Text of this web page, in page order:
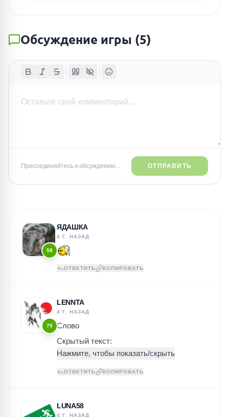
Обсуждение игры (5)
Присоединяйтесь к обсуждению... ОТПРАВИТЬ
58
ЯДАШКА
4 Г. НАЗАД
ОТВЕТИТЬ КОПИРОВАТЬ
75
LENNTA
4 Г. НАЗАД
Слово
Скрытый текст:
ОТВЕТИТЬ КОПИРОВАТЬ
LUNA58
4 Г. НАЗАД